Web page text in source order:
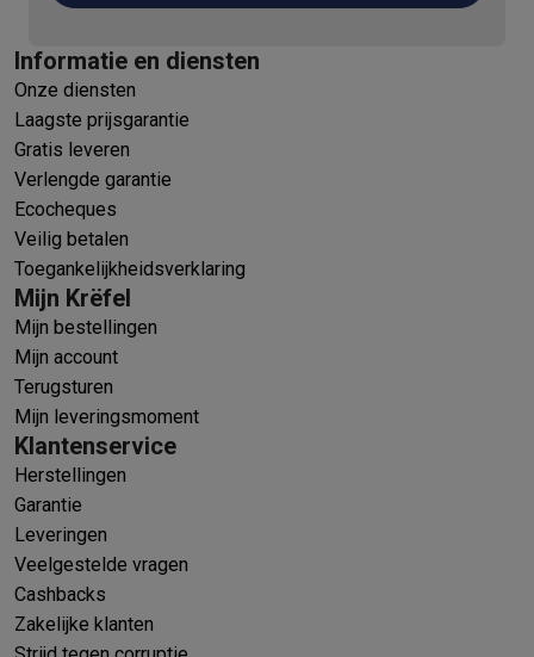
Informatie en diensten
Onze diensten
Laagste prijsgarantie
Gratis leveren
Verlengde garantie
Ecocheques
Veilig betalen
Toegankelijkheidsverklaring
Mijn Krëfel
Mijn bestellingen
Mijn account
Terugsturen
Mijn leveringsmoment
Klantenservice
Herstellingen
Garantie
Leveringen
Veelgestelde vragen
Cashbacks
Zakelijke klanten